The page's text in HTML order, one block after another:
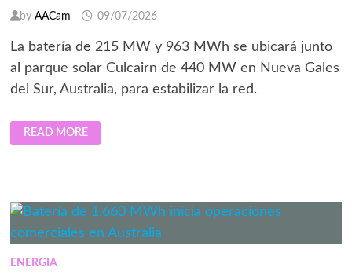
by AACam 09/07/2026
La batería de 215 MW y 963 MWh se ubicará junto
al parque solar Culcairn de 440 MW en Nueva Gales
del Sur, Australia, para estabilizar la red.
NEOEN
INICIA
CONSTRUCCIÓN
EN
SU
MAYOR
GRANJA
SOLAR
READ MORE
ENERGIA